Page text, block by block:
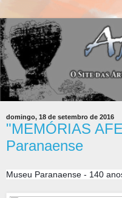
domingo, 18 de setembro de 2016
"MEMÓRIAS
Paranaense
Museu Paranaense - 140